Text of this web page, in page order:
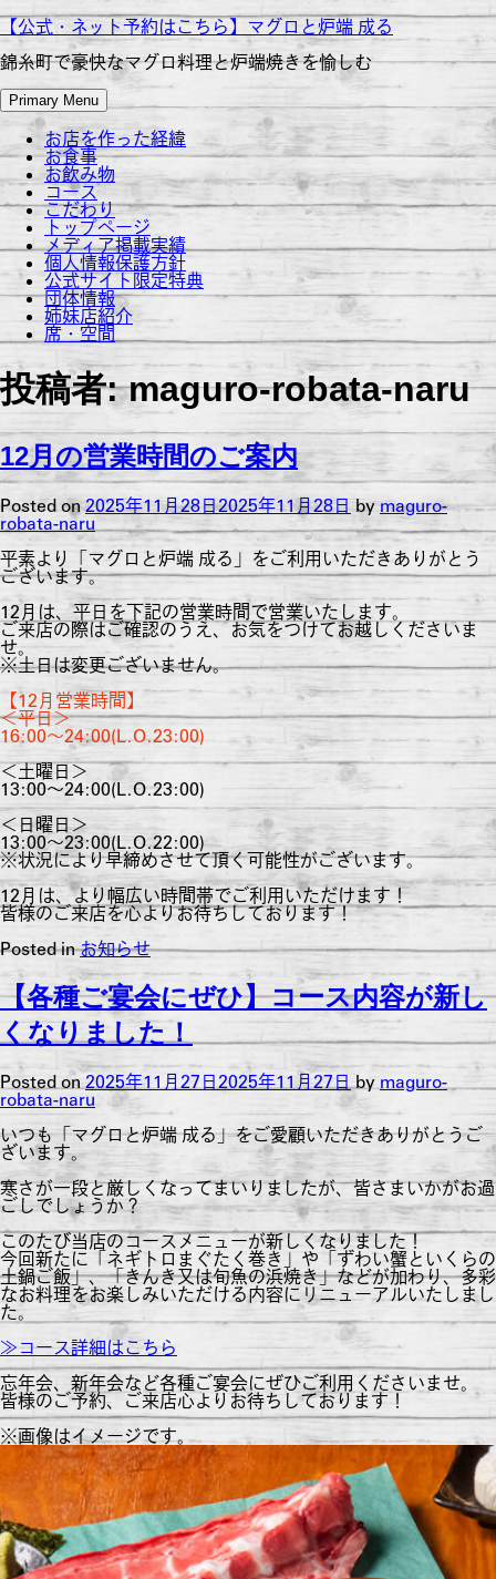
Skip
to
content
【公式・ネット予約はこちら】マグロと炉端 成る
錦糸町で豪快なマグロ料理と炉端焼きを愉しむ
Primary Menu
お店を作った経緯
お食事
お飲み物
コース
こだわり
トップページ
メディア掲載実績
個人情報保護方針
公式サイト限定特典
団体情報
姉妹店紹介
席・空間
投稿者:maguro-robata-naru
12月の営業時間のご案内
Posted on2025年11月28日2025年11月28日 by maguro-
robata-naru
平素より「マグロと炉端 成る」をご利用いただきありがとう
ございます。
12月は、平日を下記の営業時間で営業いたします。
ご来店の際はご確認のうえ、お気をつけてお越しくださいま
せ。
※土日は変更ございません。
【12月営業時間】
＜平日＞
16:00～24:00(L.O.23:00)
＜土曜日＞
13:00～24:00(L.O.23:00)
＜日曜日＞
13:00～23:00(L.O.22:00)
※状況により早締めさせて頂く可能性がございます。
12月は、より幅広い時間帯でご利用いただけます！
皆様のご来店を心よりお待ちしております！
Posted inお知らせ
【各種ご宴会にぜひ】コース内容が新し
くなりました！
Posted on 2025年11月27日 2025年11月27日 by maguro-
robata-naru
いつも「マグロと炉端 成る」をご愛顧いただきありがとうご
ざいます。
寒さが一段と厳しくなってまいりましたが、皆さまいかがお過
ごしでしょうか？
このたび当店のコースメニューが新しくなりました！
今回新たに「ネギトロまぐたく巻き」や「ずわい蟹といくらの
土鍋ご飯」、「きんき又は旬魚の浜焼き」などが加わり、多彩
なお料理をお楽しみいただける内容にリニューアルいたしまし
た。
≫コース詳細はこちら
忘年会、新年会など各種ご宴会にぜひご利用くださいませ。
皆様のご予約、ご来店心よりお待ちしております！
※画像はイメージです。